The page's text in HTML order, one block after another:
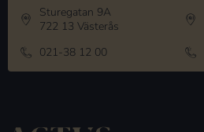
Sturegatan 9A
722 13 Västerås
021-38 12 00